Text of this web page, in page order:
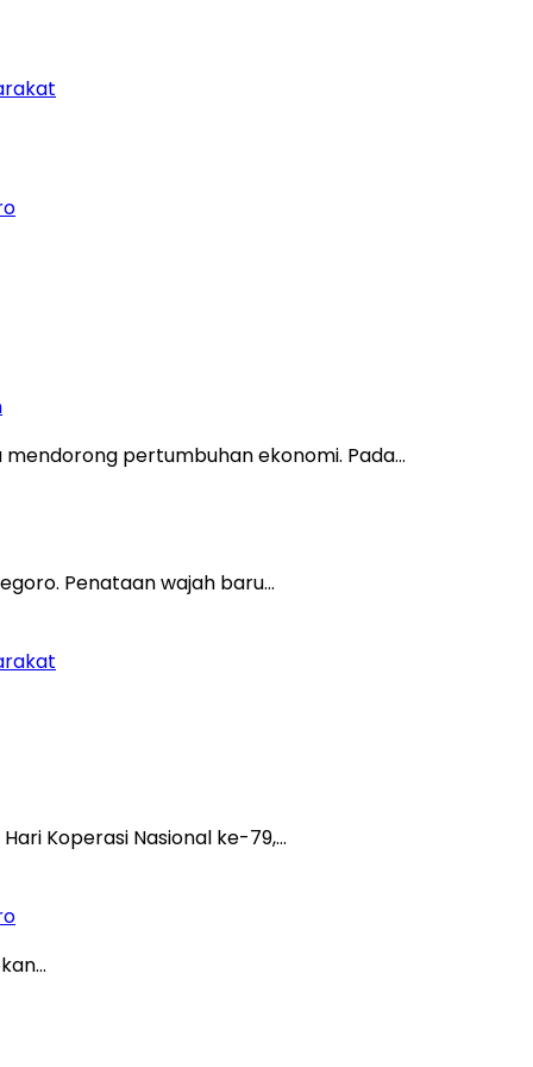
pertumbuhan ekonomi. Pada…
Penataan wajah baru…
Koperasi Nasional ke-79,…